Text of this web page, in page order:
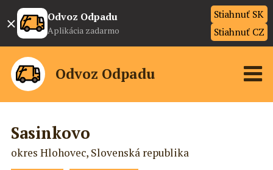
× Odvoz Odpadu
Aplikácia zadarmo
Stiahnuť SK
Stiahnuť CZ
Odvoz Odpadu
Sasinkovo
okres Hlohovec, Slovenská republika